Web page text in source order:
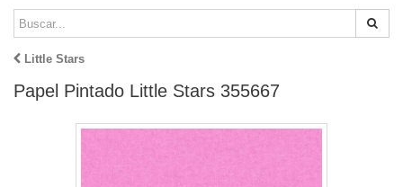
Little Stars
Papel Pintado Little Stars 355667